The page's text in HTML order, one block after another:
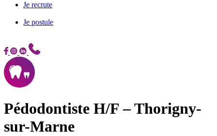
Je recrute
Je postule
Pédodontiste H/F – Thorigny-
sur-Marne